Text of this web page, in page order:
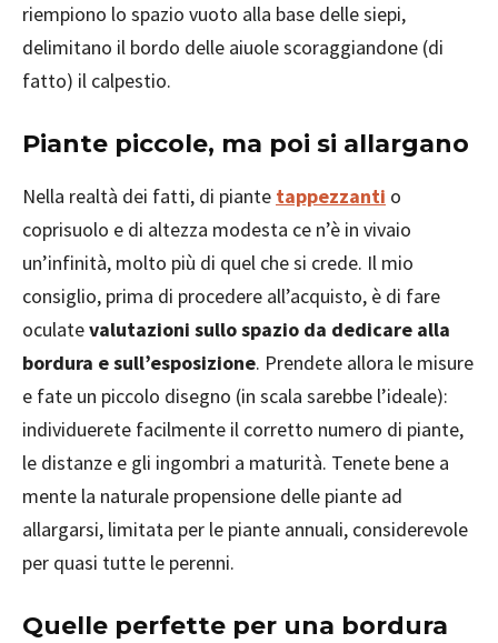
riempiono lo spazio vuoto alla base delle siepi,
delimitano il bordo delle aiuole scoraggiandone (di
fatto) il calpestio.
Piante piccole, ma poi si allargano
Nella realtà dei fatti, di piante tappezzanti o
coprisuolo e di altezza modesta ce n’è in vivaio
un’infinità, molto più di quel che si crede. Il mio
consiglio, prima di procedere all’acquisto, è di fare
oculatevalutazioni sullo spazio da dedicare alla
bordura e sull’esposizione. Prendete allora le misure
e fate un piccolo disegno (in scala sarebbe l’ideale):
individuerete facilmente il corretto numero di piante,
le distanze e gli ingombri a maturità. Tenete bene a
mente la naturale propensione delle piante ad
allargarsi, limitata per le piante annuali, considerevole
per quasi tutte le perenni.
Quelle perfette per una bordura